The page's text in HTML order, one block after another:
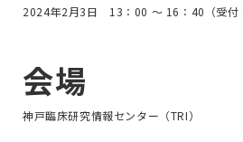
2024年2月3日 13：00 ～ 16：40（受付
会場
神戸臨床研究情報センター（TRI）